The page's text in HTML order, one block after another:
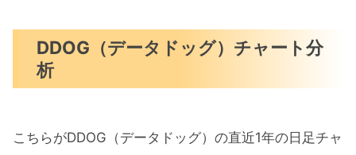
DDOG（データドッグ）チャート分
析
こちらがDDOG（データドッグ）の直近1年の日足チャ